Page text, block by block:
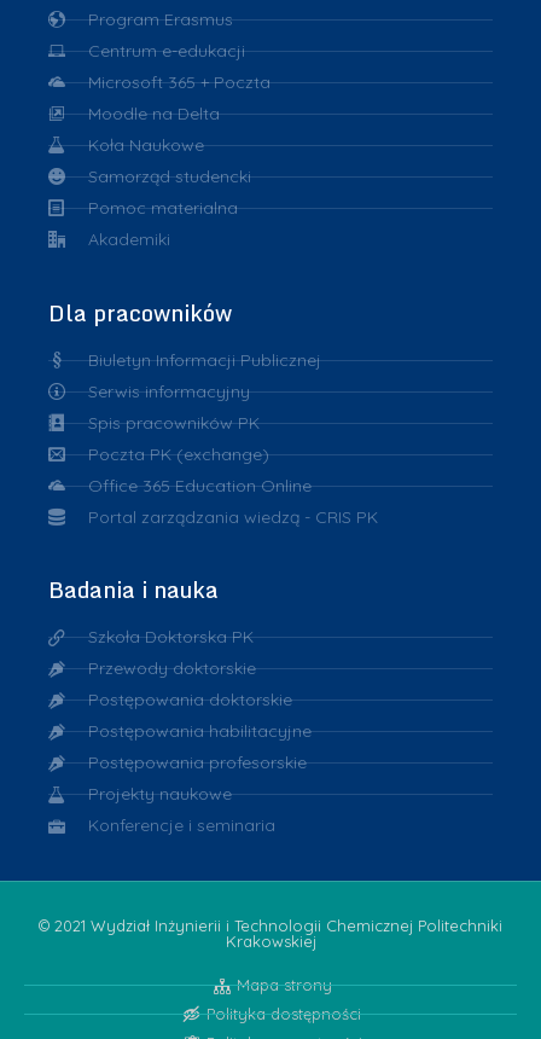
Program Erasmus
Centrum e-edukacji
Microsoft 365 + Poczta
Moodle na Delta
Koła Naukowe
Samorząd studencki
Pomoc materialna
Akademiki
Dla pracowników
Biuletyn Informacji Publicznej
Serwis informacyjny
Spis pracowników PK
Poczta PK (exchange)
Office 365 Education Online
Portal zarządzania wiedzą - CRIS PK
Badania i nauka
Szkoła Doktorska PK
Przewody doktorskie
Postępowania doktorskie
Postępowania habilitacyjne
Postępowania profesorskie
Projekty naukowe
Konferencje i seminaria
© 2021 Wydział Inżynierii i Technologii Chemicznej Politechniki
Krakowskiej
Mapa strony
Polityka dostępności